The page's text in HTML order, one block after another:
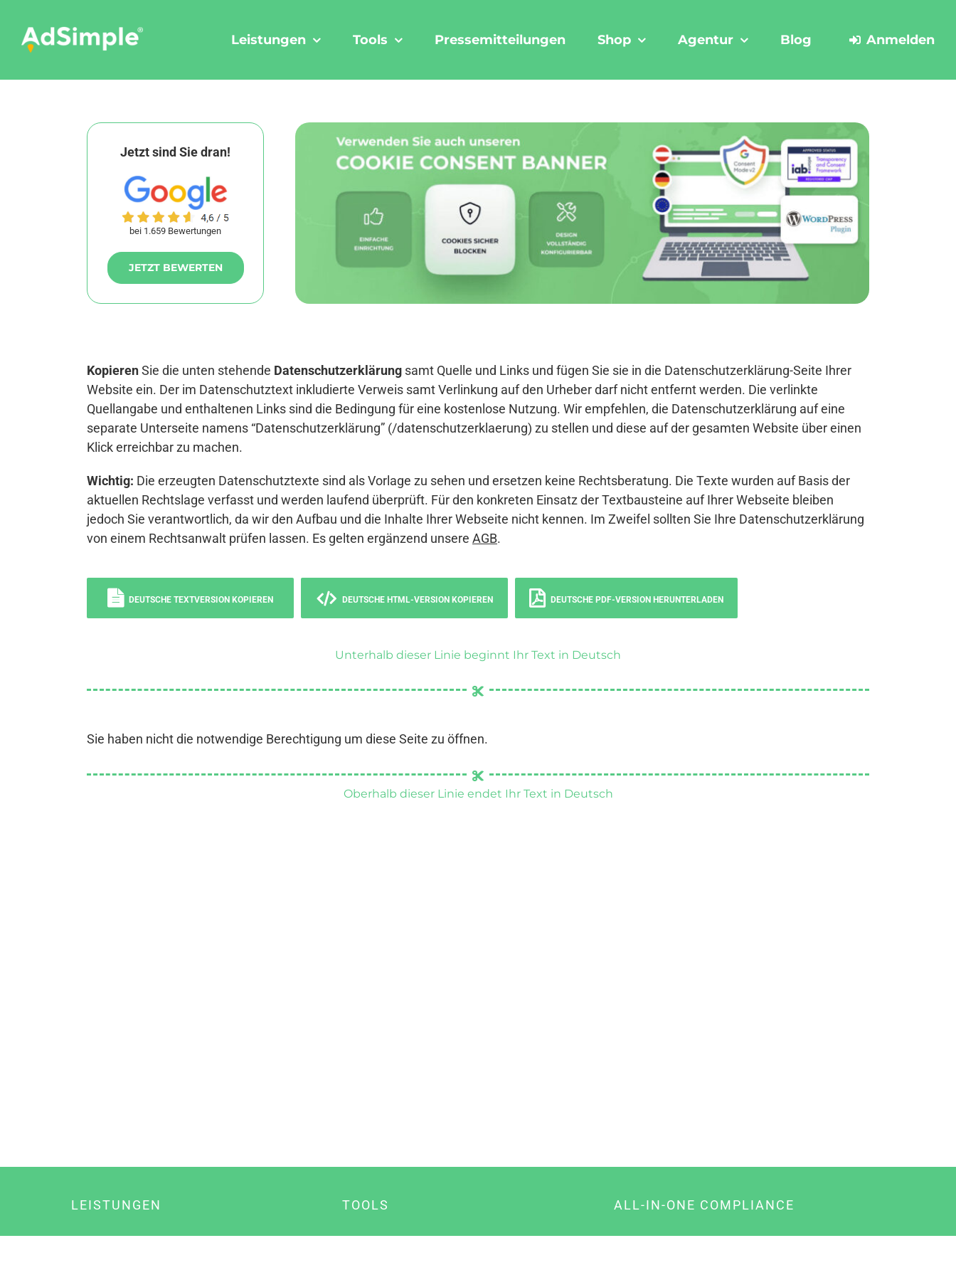
content
Leistungen Tools Pressemitteilungen Shop Agentur Blog Anmelden
Jetzt sind Sie dran!
bei 1.659 Bewertungen
JETZT BEWERTEN
KopierenSie die unten stehende Datenschutzerklärung samt Quelle und Links und fügen Sie sie in die Datenschutzerklärung-Seite Ihrer
Website ein. Der im Datenschutztext inkludierte Verweis samt Verlinkung auf den Urheber darf nicht entfernt werden. Die verlinkte
Quellangabe und enthaltenen Links sind die Bedingung für eine kostenlose Nutzung. Wir empfehlen, die Datenschutzerklärung auf eine
separate Unterseite namens “Datenschutzerklärung” (/datenschutzerklaerung) zu stellen und diese auf der gesamten Website über einen
Klick erreichbar zu machen.
Wichtig: Die erzeugten Datenschutztexte sind als Vorlage zu sehen und ersetzen keine Rechtsberatung. Die Texte wurden auf Basis der
aktuellen Rechtslage verfasst und werden laufend überprüft. Für den konkreten Einsatz der Textbausteine auf Ihrer Webseite bleiben
jedoch Sie verantwortlich, da wir den Aufbau und die Inhalte Ihrer Webseite nicht kennen. Im Zweifel sollten Sie Ihre Datenschutzerklärung
von einem Rechtsanwalt prüfen lassen. Es gelten ergänzend unsere AGB.
DEUTSCHE TEXTVERSION KOPIEREN DEUTSCHE HTML-VERSION KOPIEREN DEUTSCHE PDF-VERSION HERUNTERLADEN
Unterhalb dieser Linie beginnt Ihr Text in Deutsch
Sie haben nicht die notwendige Berechtigung um diese Seite zu öffnen.
Oberhalb dieser Linie endet Ihr Text in Deutsch
LEISTUNGEN TOOLS ALL-IN-ONE COMPLIANCE